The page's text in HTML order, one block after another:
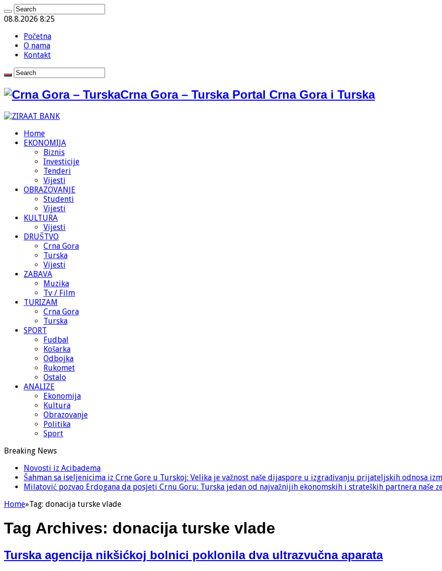
08.8.2026 8:25
Početna
O nama
Kontakt
Crna Gora – Turska Portal Crna Gora i Turska
Home
EKONOMIJA
Biznis
Investicije
Tenderi
Vijesti
OBRAZOVANJE
Studenti
Vijesti
KULTURA
Vijesti
DRUŠTVO
Crna Gora
Turska
Vijesti
ZABAVA
Muzika
Tv / Film
TURIZAM
Crna Gora
Turska
SPORT
Fudbal
Košarka
Odbojka
Rukomet
Ostalo
ANALIZE
Ekonomija
Kultura
Obrazovanje
Politika
Sport
Breaking News
Novosti iz Acibadema
Šahman sa iseljenicima iz Crne Gore u Turskoj: Velika je važnost naše dijaspore u izgrađivanju prijateljskih odnosa
Milatović pozvao Erdogana da posjeti Crnu Goru: Turska jedan od najvažnijih ekonomskih i strateških partnera naše
Home»Tag: donacija turske vlade
Tag Archives: donacija turske vlade
Turska agencija nikšićkoj bolnici poklonila dva ultrazvučna aparata